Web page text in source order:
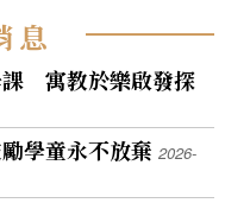
息
課 寓教於樂啟發探
學童永不放棄2026-